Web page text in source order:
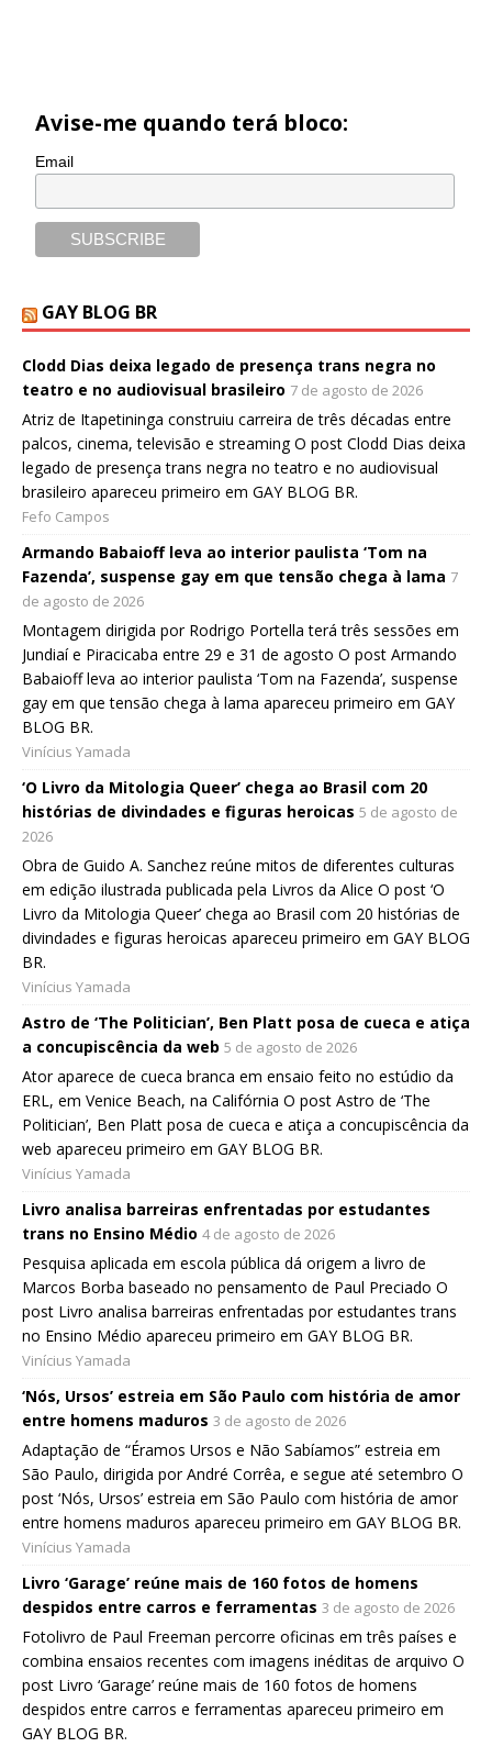
Avise-me quando terá bloco:
Email
GAY BLOG BR
Clodd Dias deixa legado de presença trans negra no
teatro e no audiovisual brasileiro 7 de agosto de 2026
Atriz de Itapetininga construiu carreira de três décadas entre
palcos, cinema, televisão e streaming O post Clodd Dias deixa
legado de presença trans negra no teatro e no audiovisual
brasileiro apareceu primeiro em GAY BLOG BR.
Fefo Campos
Armando Babaioff leva ao interior paulista ‘Tom na
Fazenda’, suspense gay em que tensão chega à lama 7
de agosto de 2026
Montagem dirigida por Rodrigo Portella terá três sessões em
Jundiaí e Piracicaba entre 29 e 31 de agosto O post Armando
Babaioff leva ao interior paulista ‘Tom na Fazenda’, suspense
gay em que tensão chega à lama apareceu primeiro em GAY
BLOG BR.
Vinícius Yamada
‘O Livro da Mitologia Queer’ chega ao Brasil com 20
histórias de divindades e figuras heroicas 5 de agosto de
2026
Obra de Guido A. Sanchez reúne mitos de diferentes culturas
em edição ilustrada publicada pela Livros da Alice O post ‘O
Livro da Mitologia Queer’ chega ao Brasil com 20 histórias de
divindades e figuras heroicas apareceu primeiro em GAY BLOG
BR.
Vinícius Yamada
Astro de ‘The Politician’, Ben Platt posa de cueca e atiça
a concupiscência da web 5 de agosto de 2026
Ator aparece de cueca branca em ensaio feito no estúdio da
ERL, em Venice Beach, na Califórnia O post Astro de ‘The
Politician’, Ben Platt posa de cueca e atiça a concupiscência da
web apareceu primeiro em GAY BLOG BR.
Vinícius Yamada
Livro analisa barreiras enfrentadas por estudantes
trans no Ensino Médio 4 de agosto de 2026
Pesquisa aplicada em escola pública dá origem a livro de
Marcos Borba baseado no pensamento de Paul Preciado O
post Livro analisa barreiras enfrentadas por estudantes trans
no Ensino Médio apareceu primeiro em GAY BLOG BR.
Vinícius Yamada
‘Nós, Ursos’ estreia em São Paulo com história de amor
entre homens maduros 3 de agosto de 2026
Adaptação de “Éramos Ursos e Não Sabíamos” estreia em
São Paulo, dirigida por André Corrêa, e segue até setembro O
post ‘Nós, Ursos’ estreia em São Paulo com história de amor
entre homens maduros apareceu primeiro em GAY BLOG BR.
Vinícius Yamada
Livro ‘Garage’ reúne mais de 160 fotos de homens
despidos entre carros e ferramentas 3 de agosto de 2026
Fotolivro de Paul Freeman percorre oficinas em três países e
combina ensaios recentes com imagens inéditas de arquivo O
post Livro ‘Garage’ reúne mais de 160 fotos de homens
despidos entre carros e ferramentas apareceu primeiro em
GAY BLOG BR.